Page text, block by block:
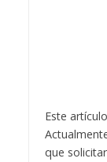
Este
que